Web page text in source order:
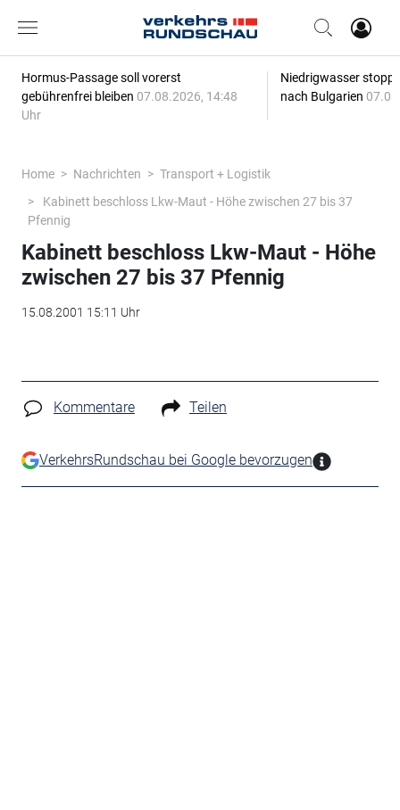
Hormus-Passage soll vorerst
gebührenfrei bleiben 07.08.2026, 14:48
Uhr
Niedrigwasser
nach Bulgarien
Home Nachrichten
Transport + Logistik
Kabinett beschloss Lkw-Maut - Höhe zwischen 27 bis 37
Pfennig
Kabinett beschloss Lkw-Maut - Höhe
zwischen 27 bis 37 Pfennig
15.08.2001 15:11 Uhr
Kommentare Teilen
VerkehrsRundschau bei Google bevorzugen